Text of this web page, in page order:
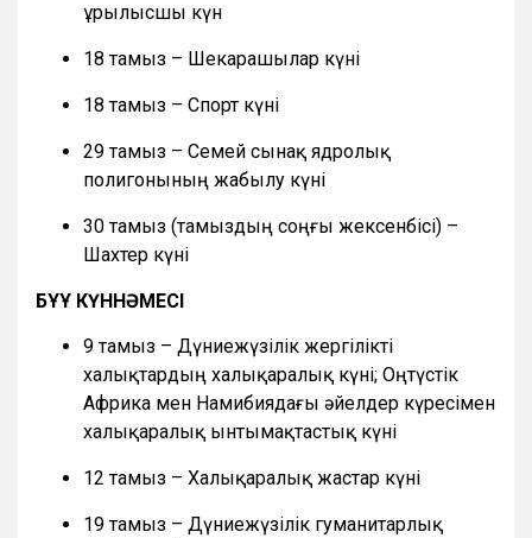
Құрылысшы күн
18 тамыз – Шекарашылар күні
18 тамыз – Спорт күні
29 тамыз – Семей сынақ ядролық
полигонының жабылу күні
30 тамыз (тамыздың соңғы жексенбісі) –
Шахтер күні
БҰҰ КҮННӘМЕСІ
9 тамыз – Дүниежүзілік жергілікті
халықтардың халықаралық күні; Оңтүстік
Африка мен Намибиядағы әйелдер күресімен
халықаралық ынтымақтастық күні
12 тамыз – Халықаралық жастар күні
19 тамыз – Дүниежүзілік гуманитарлық